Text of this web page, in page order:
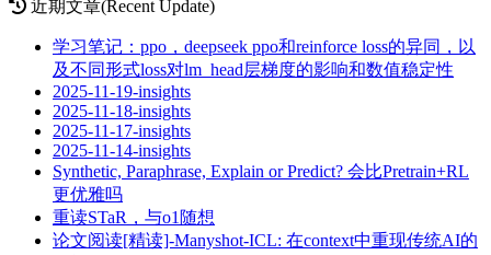
近期文章(Recent Update)
学习笔记：ppo，deepseek ppo和reinforce loss的异同，以
及不同形式loss对lm_head层梯度的影响和数值稳定性
2025-11-19-insights
2025-11-18-insights
2025-11-17-insights
2025-11-14-insights
Synthetic, Paraphrase, Explain or Predict? 会比Pretrain+RL
更优雅吗
重读STaR，与o1随想
论文阅读[精读]-Manyshot-ICL: 在context中重现传统AI的